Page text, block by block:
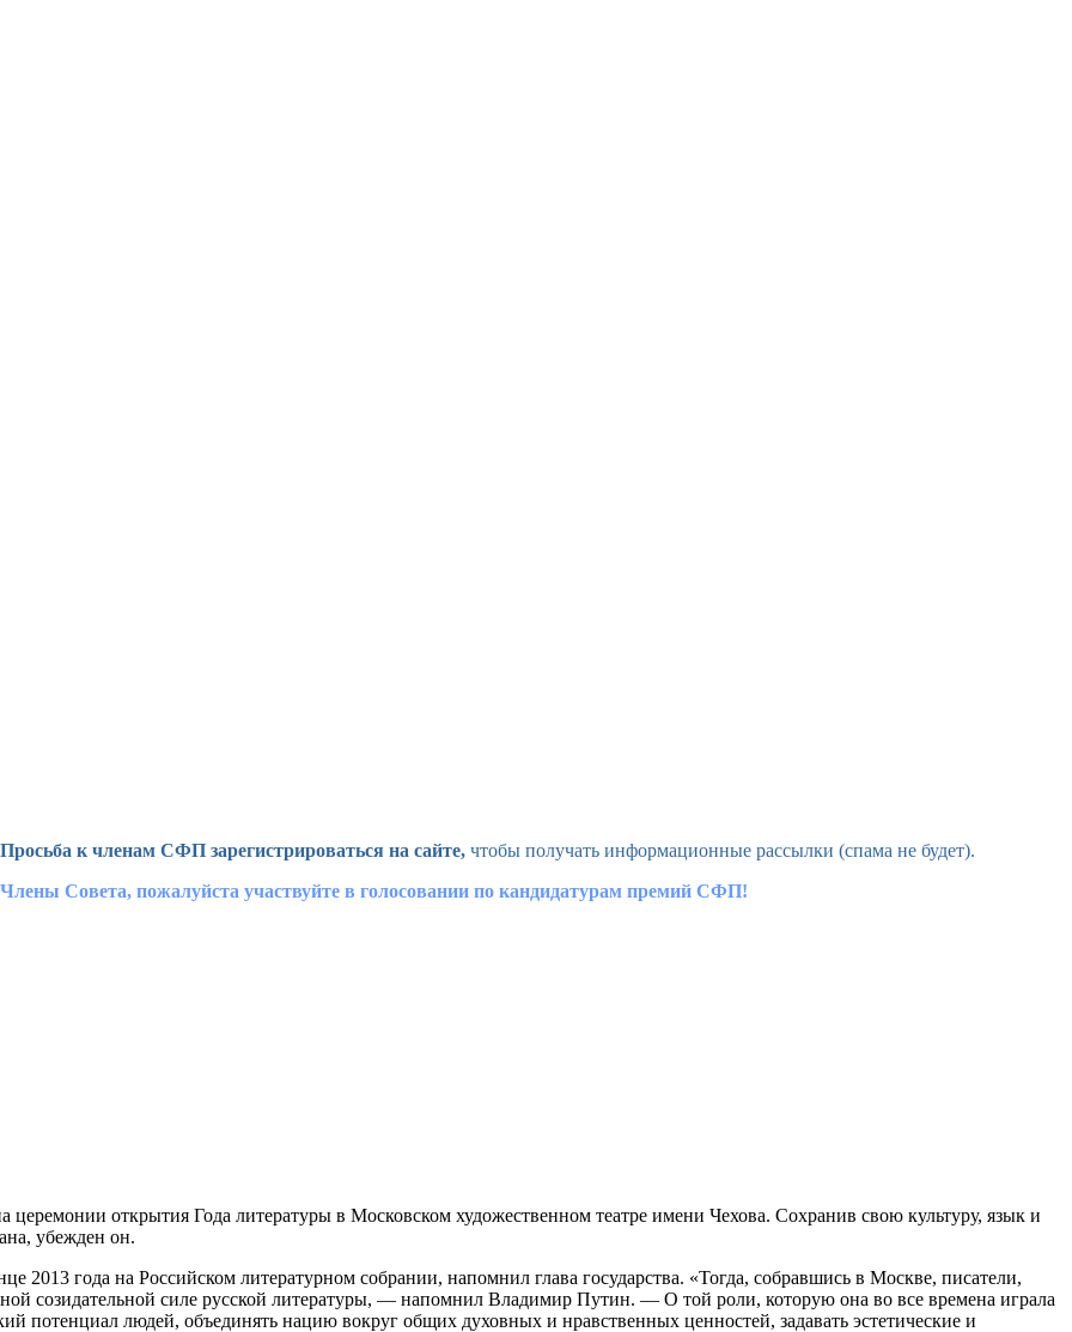
Просьба к членам СФП зарегистрироваться на сайте, чтобы получать информационные рассылки (спама не будет).
Члены Совета, пожалуйста участвуйте в голосовании по кандидатурам премий СФП!
открытия Года литературы в Московском художественном театре имени Чехова. Сохранив свою культуру, язык и
убежден он.
2013 года на Российском литературном собрании, напомнил глава государства. «Тогда, собравшись в Москве, писатели,
созидательной силе русской литературы, — напомнил Владимир Путин. — О той роли, которую она во все времена играла
потенциал людей, объединять нацию вокруг общих духовных и нравственных ценностей, задавать эстетические и